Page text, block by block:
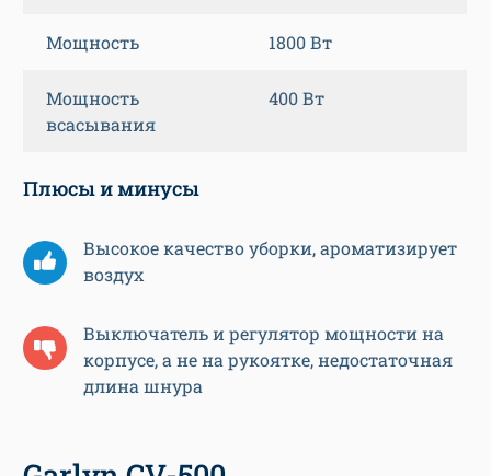
Мощность 1800 Вт
Мощность
всасывания
400 Вт
Плюсы и минусы
Высокое качество уборки, ароматизирует
воздух
Выключатель и регулятор мощности на
корпусе, а не на рукоятке, недостаточная
длина шнура